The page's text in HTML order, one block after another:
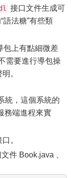
接口文件生成可
語法糖”有些類
包上有點細微差
需要進行導包操
。
統，這個系統的
務端進程來實
。
件 Book.java 、